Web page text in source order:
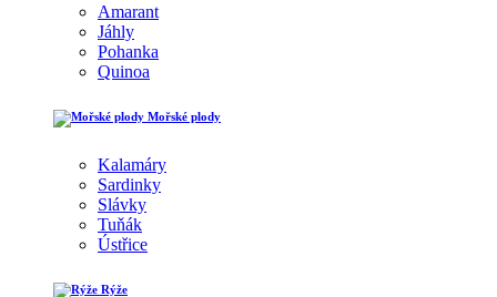
Amarant
Jáhly
Pohanka
Quinoa
Mořské plody
Kalamáry
Sardinky
Slávky
Tuňák
Ústřice
Rýže